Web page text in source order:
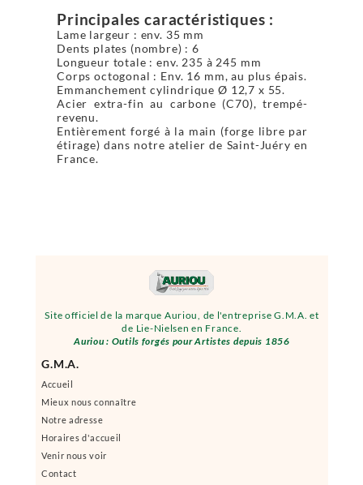
Site officiel de la marque Auriou, de l'entreprise G.M.A. et
de Lie-Nielsen en France.
Auriou : Outils forgés pour Artistes depuis 1856
G.M.A.
Accueil
Mieux nous connaître
Notre adresse
Horaires d'accueil
Venir nous voir
Contact
Principales caractéristiques :
Lame largeur : env. 35 mm
Dents plates (nombre) : 6
Longueur totale : env. 235 à 245 mm
Corps octogonal : Env. 16 mm, au plus épais.
Emmanchement cylindrique Ø 12,7 x 55.
Acier extra-fin au carbone (C70), trempé-
revenu.
Entièrement forgé à la main (forge libre par
étirage) dans notre atelier de Saint-Juéry en
France.